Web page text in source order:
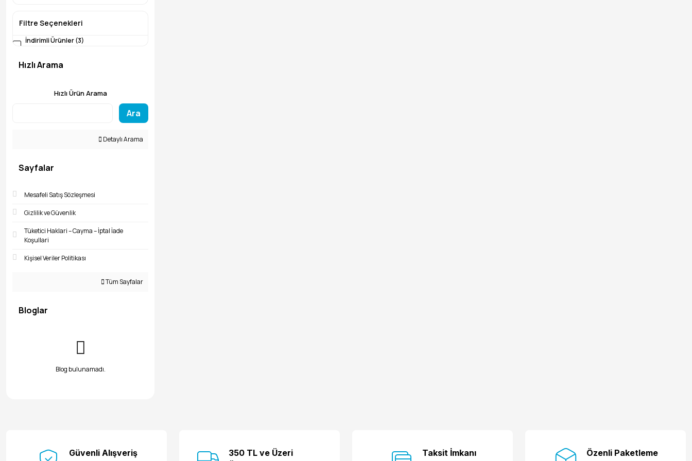
Filtre Seçenekleri
İndirimli Ürünler (3)
Hızlı Arama
Hızlı Ürün Arama
Ara
Detaylı Arama
Sayfalar
Mesafeli Satış Sözleşmesi
Gizlilik ve Güvenlik
Tüketici Haklari – Cayma – İptal İade
Koşullari
Kişisel Veriler Politikası
Tüm Sayfalar
Bloglar
Blog bulunamadı.
Güvenli Alışveriş
350 TL ve Üzeri
Taksit İmkanı Özenli Paketleme